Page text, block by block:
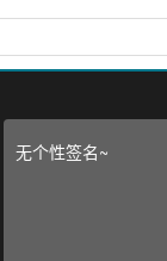
无个性签名~